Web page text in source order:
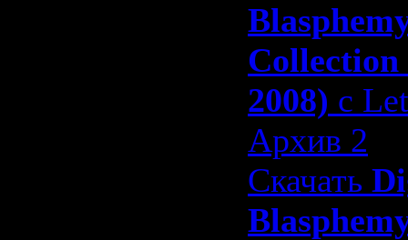
Collection
2008) с
Архив 2
Скачать